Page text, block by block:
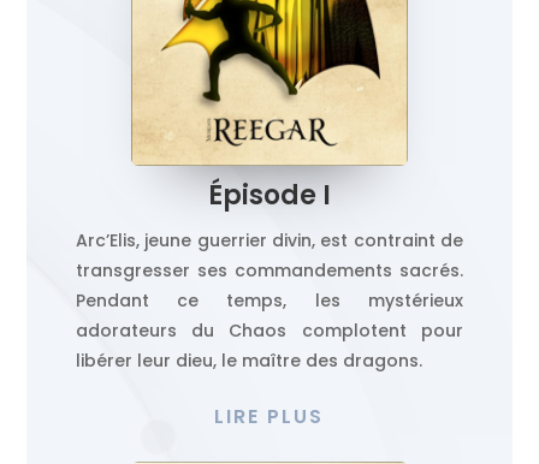
Épisode I
Arc’Elis, jeune guerrier divin, est contraint de
transgresser ses commandements sacrés.
Pendant ce temps, les mystérieux
adorateurs du Chaos complotent pour
libérer leur dieu, le maître des dragons.
LIRE PLUS